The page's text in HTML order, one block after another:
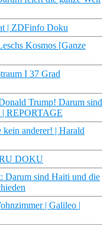
| ZDFinfo Doku
Kosmos [Ganze
I 37 Grad
Trump! Darum sind
| REPORTAGE
anderer! | Harald
DOKU
Darum sind Haiti und die
| Galileo |